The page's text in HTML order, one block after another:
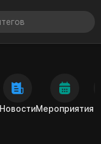
НовостиМероприятия